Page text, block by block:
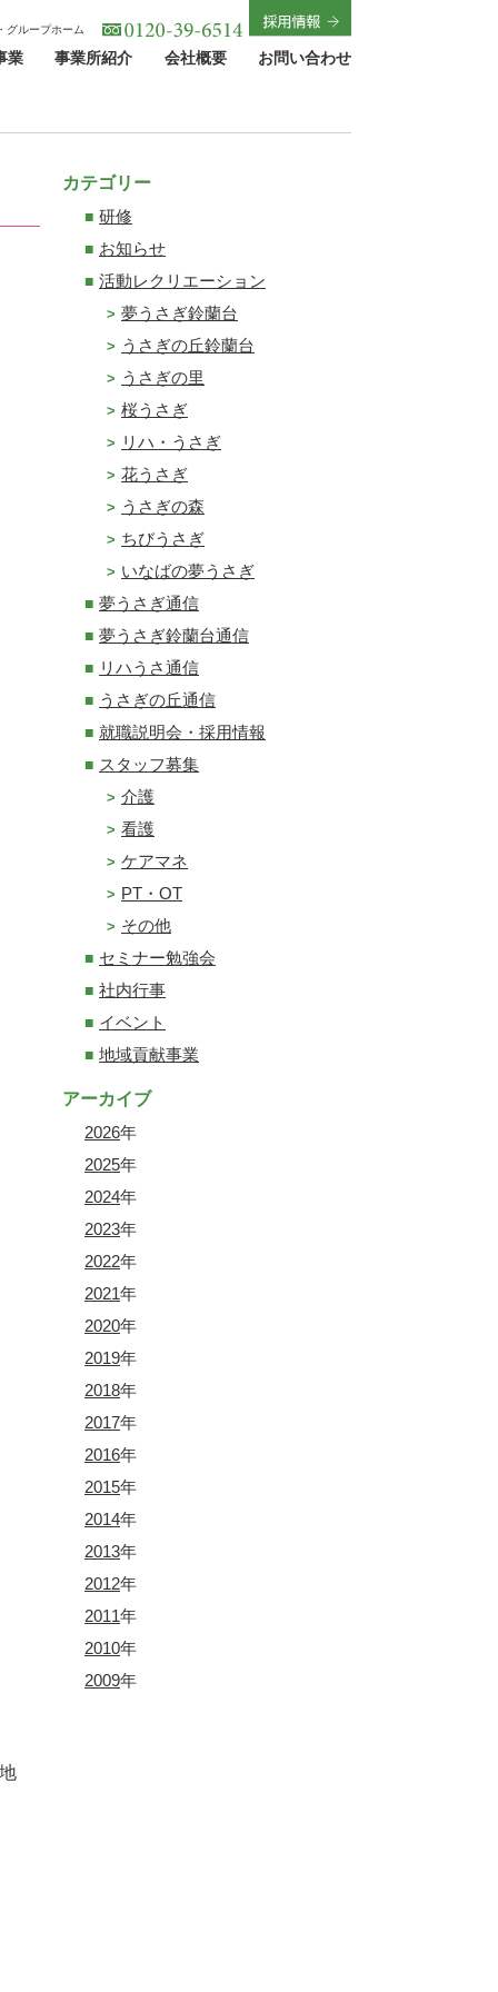
グループホーム
業 事業所紹介 会社概要 お問い合わせ
カテゴリー
研修
お知らせ
活動レクリエーション
夢うさぎ鈴蘭台
うさぎの丘鈴蘭台
うさぎの里
桜うさぎ
リハ・うさぎ
花うさぎ
うさぎの森
ちびうさぎ
いなばの夢うさぎ
夢うさぎ通信
夢うさぎ鈴蘭台通信
リハうさ通信
うさぎの丘通信
就職説明会・採用情報
スタッフ募集
介護
看護
ケアマネ
PT・OT
その他
セミナー勉強会
社内行事
イベント
地域貢献事業
アーカイブ
2026年
2025年
2024年
2023年
2022年
2021年
2020年
2019年
2018年
2017年
2016年
2015年
2014年
2013年
2012年
2011年
2010年
2009年